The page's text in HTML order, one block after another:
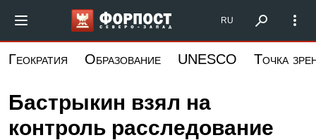
основному
Форпост Северо-Запад
RU
Геократия Образование UNESCO Точка
Бастрыкин взял на
контроль расследование